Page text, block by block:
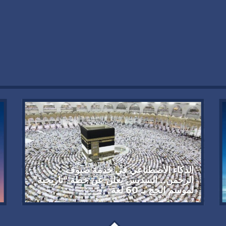
الذكاء الاصطناعي في خدمة ضيوف
الرحمن.. السديس يعلن عن خطة “تاريخية”
لموسم الحج بـ 60 لغة